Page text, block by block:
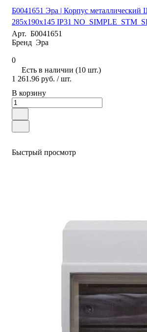
Б0041651 Эра | Корпус
285х190х145 IP31
Арт. Б0041651
Бренд Эра
0
Есть в наличии (10 шт.)
1 261.96 руб. / шт.
В корзину
Быстрый просмотр